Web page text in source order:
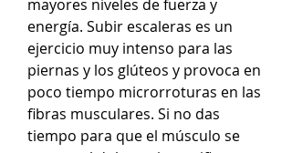
mayores niveles de fuerza y
energía. Subir escaleras es un
ejercicio muy intenso para las
piernas y los glúteos y provoca en
poco tiempo microrroturas en las
fibras musculares. Si no das
tiempo para que el músculo se